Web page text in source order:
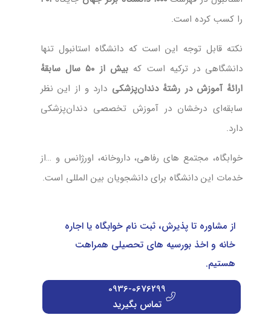
را کسب کرده است.
نکته قابل توجه این است که دانشگاه استانبول تنها
دانشگاهی در ترکیه است که
بیش از ۵۰ سال سابقهٔ
ارائهٔ آموزش در رشتهٔ دندان‌پزشکی دارد و از این نظر
سابقه‌ای درخشان در آموزش تخصصی دندان‌پزشکی
دارد.
خوابگاه، مجتمع های رفاهی، داروخانه، اورژانس و …از
خدمات این دانشگاه برای دانشجویان بین المللی است.
از مشاوره تا پذیرش، ثبت نام خوابگاه یا اجاره
خانه و اخذ بورسیه های تحصیلی همراهت
هستیم.
0936-0676299
تماس بگیرید